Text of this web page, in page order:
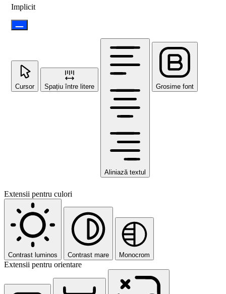
Implicit
Cursor Spațiu între litere
Aliniază textul
Grosime font
Extensii pentru culori
Contrast luminos Contrast mare Monocrom
Extensii pentru orientare